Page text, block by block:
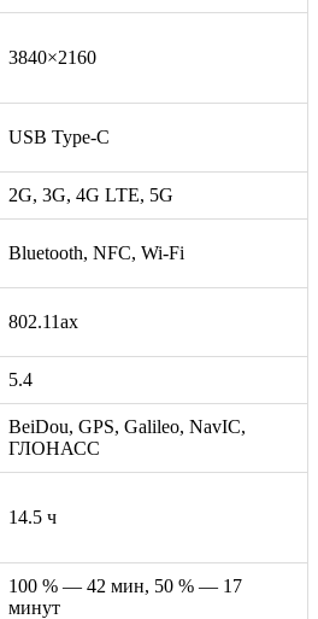
3840×2160
USB Type-C
2G, 3G, 4G LTE, 5G
Bluetooth, NFC, Wi-Fi
802.11ax
5.4
BeiDou, GPS, Galileo, NavIC,
ГЛОНАСС
14.5 ч
100 % — 42 мин, 50 % — 17
минут